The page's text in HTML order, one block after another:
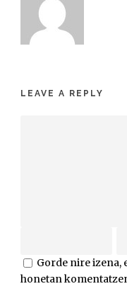
LEAVE A REPLY
Gorde nire izena,
honetan